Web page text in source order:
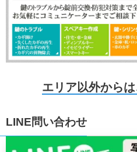
エリア以外から
LINE問い合わせ